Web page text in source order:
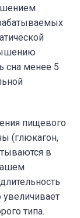
сна менее 5
пищевого
(глюкагон,
в
типа.